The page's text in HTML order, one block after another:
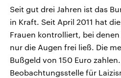
Seit gut drei Jahren ist das
in Kraft. Seit April 2011 hat
Frauen kontrolliert, bei
nur die Augen frei ließ. Die
Bußgeld von 150 Euro
Beobachtungsstelle für